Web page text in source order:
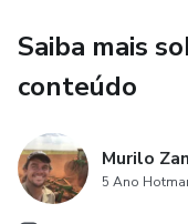
Saiba mais
conteúdo
Murilo
5 Ano